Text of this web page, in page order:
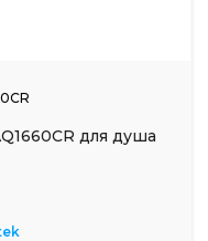
для душа